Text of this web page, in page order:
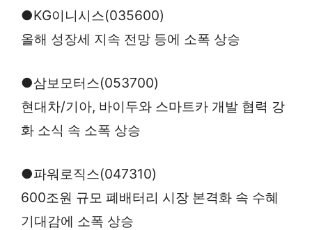
●KG이니시스(035600)
올해 성장세 지속 전망 등에 소폭 상승
●삼보모터스(053700)
현대차/기아, 바이두와 스마트카 개발 협력 강
화 소식 속 소폭 상승
●파워로직스(047310)
600조원 규모 폐배터리 시장 본격화 속 수혜
기대감에 소폭 상승